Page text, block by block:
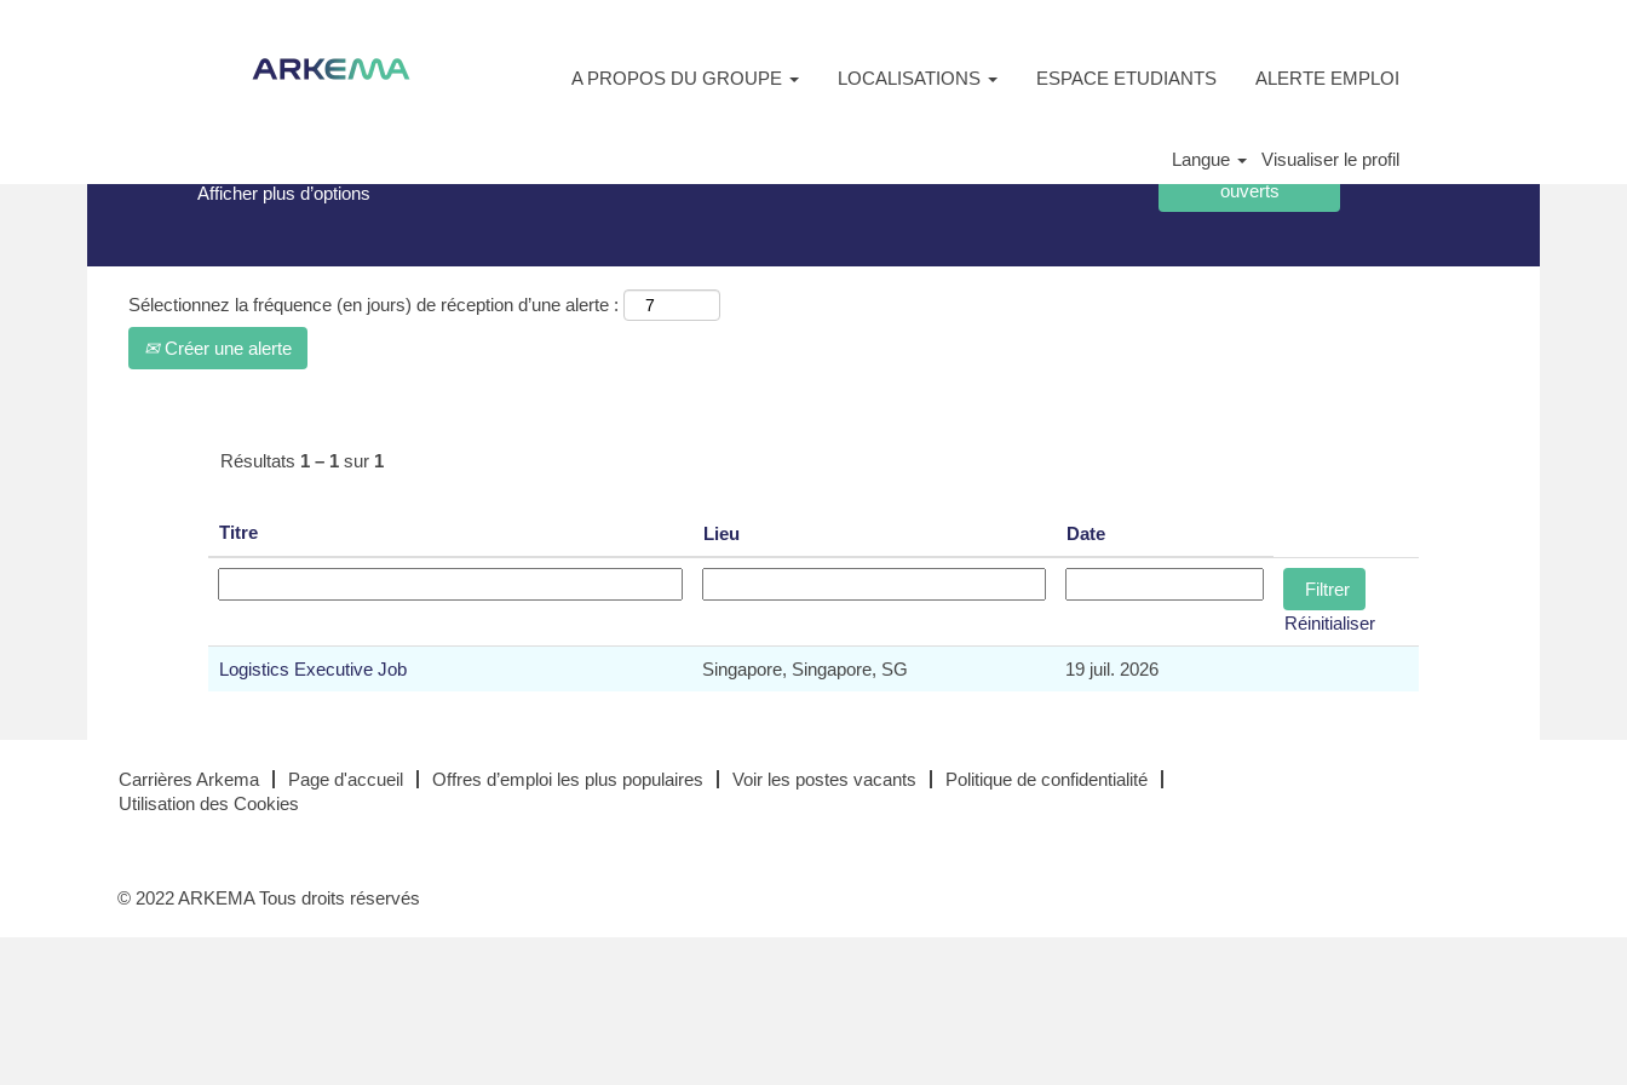
A PROPOS DU GROUPE LOCALISATIONS ESPACE ETUDIANTS ALERTE EMPLOI
Langue Visualiser le profil
Résultats de la recherche pour "Singapore".
Afficher plus d’options
Sélectionnez la fréquence (en jours) de réception d’une alerte :
Créer une alerte
Résultats 1 – 1 sur 1
Titre Lieu Date
Réinitialiser
Logistics Executive Job Singapore, Singapore, SG 19 juil. 2026
Carrières Arkema Page d'accueil Offres d’emploi les plus populaires Voir les postes vacants
Politique de confidentialité
Utilisation des Cookies
© 2022 ARKEMA Tous droits réservés